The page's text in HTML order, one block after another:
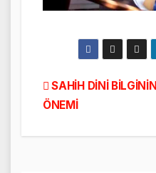
Yazı
SAHİH DİNİ BİLGİNİN
ÖNEMİ